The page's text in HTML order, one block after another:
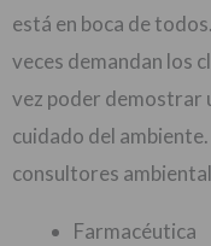
está en boca de
veces demandan los
vez poder demostrar
cuidado del
consultores
Farmacéutica